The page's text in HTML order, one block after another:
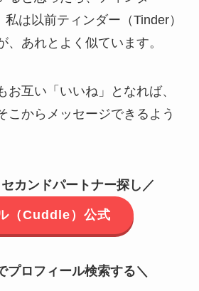
私は以前ティンダー（Tinder）
、あれとよく似ています。
お互い「いいね」となれば、
こからメッセージできるよう
カンドパートナー探し／
（Cuddle）公式
プロフィール検索する＼